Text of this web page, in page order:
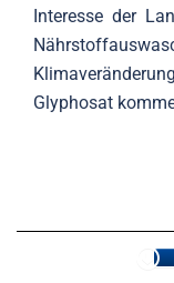
Interesse der
Glyphosat